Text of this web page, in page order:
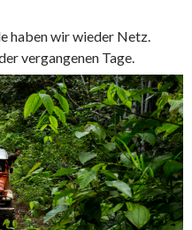
haben wir wieder Netz.
vergangenen Tage.